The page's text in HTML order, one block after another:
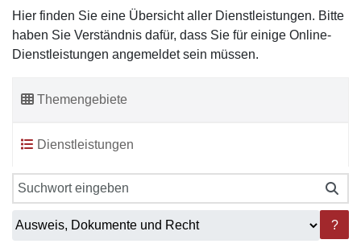
Hier finden Sie eine Übersicht aller Dienstleistungen. Bitte
haben Sie Verständnis dafür, dass Sie für einige Online-
Dienstleistungen angemeldet sein müssen.
Themengebiete
Dienstleistungen
?